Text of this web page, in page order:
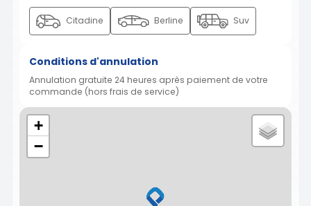
Citadine Berline Suv
Conditions d'annulation
Annulation gratuite 24 heures après paiement de votre
commande (hors frais de service)
+
−